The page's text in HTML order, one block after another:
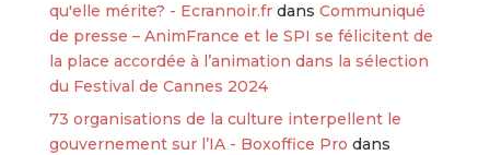
qu'elle mérite? - Ecrannoir.frdans Communiqué
de presse – AnimFrance et le SPI se félicitent de
la place accordée à l’animation dans la sélection
du Festival de Cannes 2024
73 organisations de la culture interpellent le
gouvernement sur l’IA - Boxoffice Pro dans